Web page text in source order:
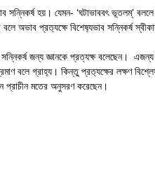
সন্নিকর্ষ হয়। যেমন- ‘ঘটাভাববৎ ভূতলম্’
অভাব প্রত‍্যক্ষে বিশেষ‍্যভাব সন্নিকর্ষ
জন্য জ্ঞানকে প্রত্যক্ষ বলেছেন। এজন্য
বলে গ্রাহ‍্য। কিন্তু প্রত‍্যক্ষের লক্ষণ
প্রাচীন মতের অনুসরণ করেছেন।